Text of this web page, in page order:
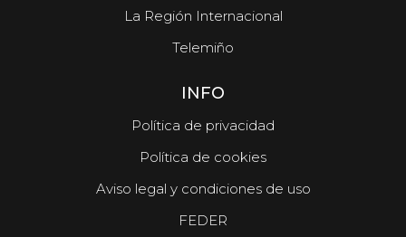
La Región Internacional
Telemiño
INFO
Política de privacidad
Política de cookies
Aviso legal y condiciones de uso
FEDER